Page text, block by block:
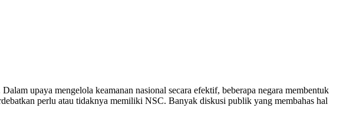
upaya mengelola keamanan nasional secara efektif, beberapa negara membentuk
perlu atau tidaknya memiliki NSC. Banyak diskusi publik yang membahas hal